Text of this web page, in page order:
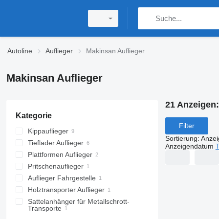
Autoline Auflieger Makinsan Auflieger
Makinsan Auflieger
Kategorie
Kippauflieger
Tieflader Auflieger
Plattformen Auflieger
Pritschenauflieger
Auflieger Fahrgestelle
Holztransporter Auflieger
Sattelanhänger für Metallschrott-
Transporte
21 Anzeigen:
Filter
Sortierung:
Anzeigendatum